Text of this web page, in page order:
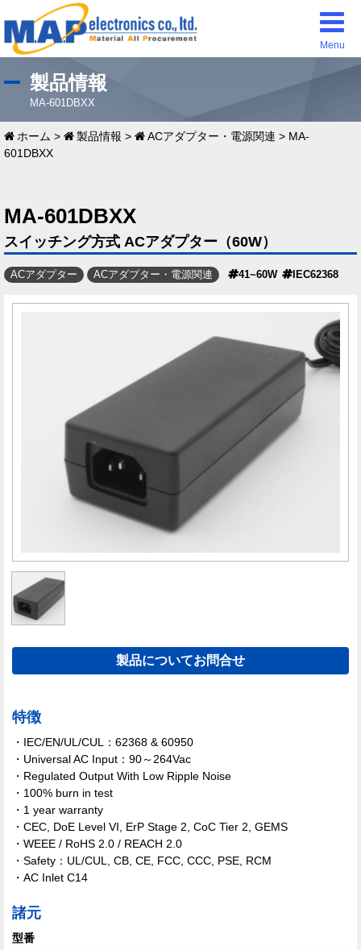
Menu
製品情報
MA-601DBXX
ホーム > 製品情報 > ACアダプター・電源関連 > MA-
601DBXX
MA-601DBXX
スイッチング方式 ACアダプター（60W）
ACアダプター ACアダプター・電源関連 41~60W IEC62368
製品についてお問合せ
特徴
・IEC/EN/UL/CUL：62368 & 60950
・Universal AC Input：90～264Vac
・Regulated Output With Low Ripple Noise
・100% burn in test
・1 year warranty
・CEC, DoE Level VI, ErP Stage 2, CoC Tier 2, GEMS
・WEEE / RoHS 2.0 / REACH 2.0
・Safety：UL/CUL, CB, CE, FCC, CCC, PSE, RCM
・AC Inlet C14
諸元
型番